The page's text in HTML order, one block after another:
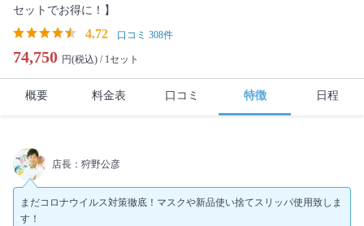
セットでお得に！】
4.72 口コミ 308件
74,750 円(税込) / 1セット
概要 料金表 口コミ 特徴 日程
店長：狩野公彦
まだコロナウイルス対策徹底！マスクや新品使い捨てスリッパ使用致しま
す！